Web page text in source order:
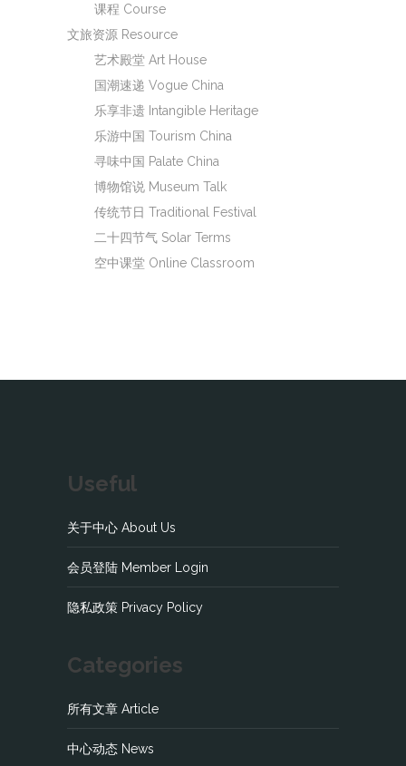
课程 Course
文旅资源 Resource
艺术殿堂 Art House
国潮速递 Vogue China
乐享非遗 Intangible Heritage
乐游中国 Tourism China
寻味中国 Palate China
博物馆说 Museum Talk
传统节日 Traditional Festival
二十四节气 Solar Terms
空中课堂 Online Classroom
Useful
关于中心 About Us
会员登陆 Member Login
隐私政策 Privacy Policy
Categories
所有文章 Article
中心动态 News